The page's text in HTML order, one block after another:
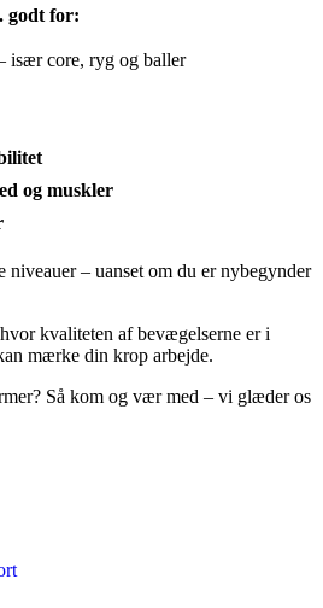
godt for:
især core, ryg og baller
og muskler
niveauer – uanset om du er nybegynder
kvaliteten af bevægelserne er i
mærke din krop arbejde.
Så kom og vær med – vi glæder os